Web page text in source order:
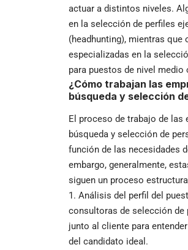
actuar a distintos niveles.
en la selección de perfiles
(headhunting), mientras que
especializadas en la
para puestos de nivel medio
¿Cómo trabajan las
búsqueda y selección
El proceso de trabajo de las
búsqueda y selección de
función de las necesidades
embargo, generalmente,
siguen un proceso
Análisis del perfil del
consultoras de selección de
junto al cliente para
del candidato ideal.